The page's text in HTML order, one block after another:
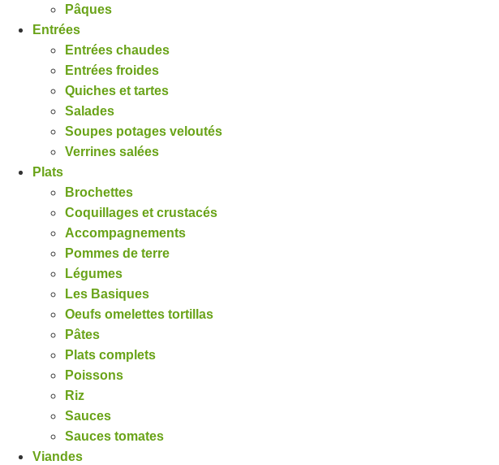
Pâques
Entrées
Entrées chaudes
Entrées froides
Quiches et tartes
Salades
Soupes potages veloutés
Verrines salées
Plats
Brochettes
Coquillages et crustacés
Accompagnements
Pommes de terre
Légumes
Les Basiques
Oeufs omelettes tortillas
Pâtes
Plats complets
Poissons
Riz
Sauces
Sauces tomates
Viandes